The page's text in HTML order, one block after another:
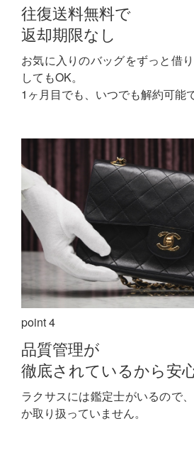
往復送料無料で
返却期限なし
お気に入りのバッグをずっと借
してもOK。
1ヶ月目でも、いつでも解約可能で
point 4
品質管理が
徹底されているから安
ラクサスには鑑定士がいるので
か取り扱っていません。